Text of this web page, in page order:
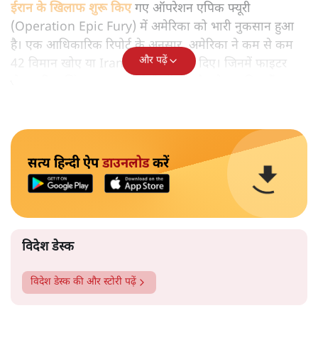
ईरान के खिलाफ शुरू किएगए ऑपरेशन एपिक फ्यूरी
(Operation Epic Fury) में अमेरिका को भारी नुकसान हुआ
है। एक आधिकारिक रिपोर्ट के अनुसार, अमेरिका ने कम से कम
42 विमान खोए या Iran ने क्षतिग्रस्त कर दिए। जिनमें फाइटर
जेट्स, रिफ्यूलिंग एयरक्राफ्ट, हेलीकॉप्टर और ड्रोन शामिल हैं।
और पढ़ें
सत्य हिन्दी ऐपडाउनलोडकरें
विदेश डेस्क
विदेश डेस्क की और स्टोरी पढ़ें